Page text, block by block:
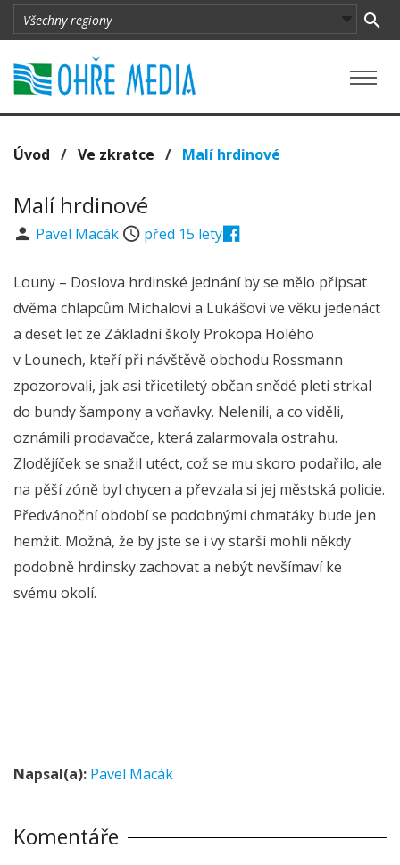
Úvod / Ve zkratce / Malí hrdinové
Malí hrdinové
Pavel Macák před 15 lety
Louny – Doslova hrdinské jednání by se mělo připsat
dvěma chlapcům Michalovi a Lukášovi ve věku jedenáct
a deset let ze Základní školy Prokopa Holého
v Lounech, kteří při návštěvě obchodu Rossmann
zpozorovali, jak asi třicetiletý občan snědé pleti strkal
do bundy šampony a voňavky. Nelenili, a co viděli,
oznámili prodavačce, která zalarmovala ostrahu.
Zlodějíček se snažil utéct, což se mu skoro podařilo, ale
na pěší zóně byl chycen a převzala si jej městská policie.
Předvánoční období se podobnými chmatáky bude jen
hemžit. Možná, že by jste se i vy starší mohli někdy
podobně hrdinsky zachovat a nebýt nevšímaví ke
svému okolí.
Napsal(a): Pavel Macák
Komentáře